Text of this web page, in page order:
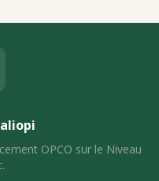
OPCO sur le Niveau